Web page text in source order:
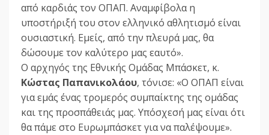
από καρδιάς τον ΟΠΑΠ. Αναμφίβολα η
υποστήριξή του στον ελληνικό αθλητισμό είναι
ουσιαστική. Εμείς, από την πλευρά μας, θα
δώσουμε τον καλύτερο μας εαυτό».
Ο αρχηγός της Εθνικής Ομάδας Μπάσκετ, κ.
Κώστας Παπανικολάου, τόνισε: «Ο ΟΠΑΠ είναι
για εμάς ένας τρομερός συμπαίκτης της ομάδας
και της προσπάθειάς μας. Υπόσχεσή μας είναι ότι
θα πάμε στο Ευρωμπάσκετ για να παλέψουμε».